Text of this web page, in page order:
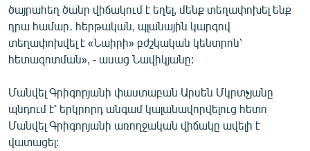
ծայրահեղ ծանր վիճակում է եղել, մենք տեղափոխել ենք
դրա համար․ հերթական, պլանային կարգով
տեղափոխվել է «Նաիրի» բժշկական կենտրոն՝
հետազոտման», - ասաց Նավիկյանը:
Մանվել Գրիգորյանի փաստաբան Արսեն Մկրտչյանը
պնդում է՝ երկրորդ անգամ կալանավորվելուց հետո
Մանվել Գրիգորյանի առողջական վիճակը ավելի է
վատացել: